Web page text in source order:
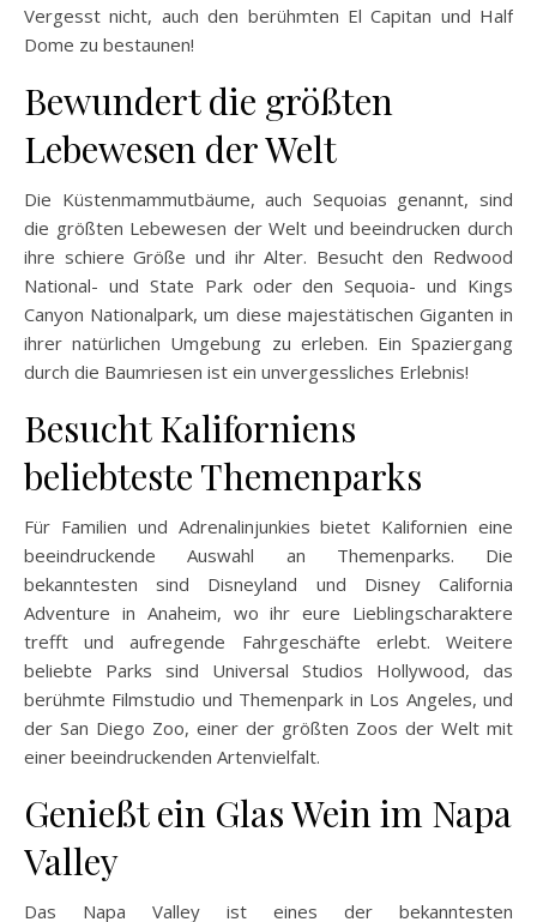
Vergesst nicht, auch den berühmten El Capitan und Half
Dome zu bestaunen!
Bewundert die größten
Lebewesen der Welt
Die Küstenmammutbäume, auch Sequoias genannt, sind
die größten Lebewesen der Welt und beeindrucken durch
ihre schiere Größe und ihr Alter. Besucht den Redwood
National- und State Park oder den Sequoia- und Kings
Canyon Nationalpark, um diese majestätischen Giganten in
ihrer natürlichen Umgebung zu erleben. Ein Spaziergang
durch die Baumriesen ist ein unvergessliches Erlebnis!
Besucht Kaliforniens
beliebteste Themenparks
Für Familien und Adrenalinjunkies bietet Kalifornien eine
beeindruckende Auswahl an Themenparks. Die
bekanntesten sind Disneyland und Disney California
Adventure in Anaheim, wo ihr eure Lieblingscharaktere
trefft und aufregende Fahrgeschäfte erlebt. Weitere
beliebte Parks sind Universal Studios Hollywood, das
berühmte Filmstudio und Themenpark in Los Angeles, und
der San Diego Zoo, einer der größten Zoos der Welt mit
einer beeindruckenden Artenvielfalt.
Genießt ein Glas Wein im Napa
Valley
Das Napa Valley ist eines der bekanntesten